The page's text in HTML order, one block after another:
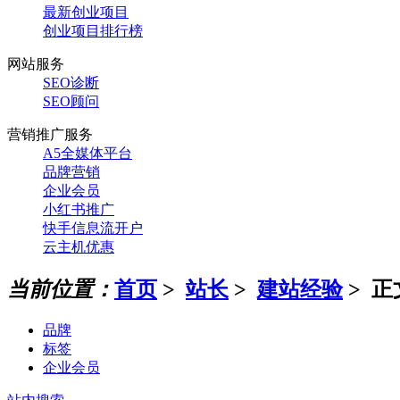
最新创业项目
创业项目排行榜
网站服务
SEO诊断
SEO顾问
营销推广服务
A5全媒体平台
品牌营销
企业会员
小红书推广
快手信息流开户
云主机优惠
当前位置： 首页 >站长 > 建站经验> 正
品牌
标签
企业会员